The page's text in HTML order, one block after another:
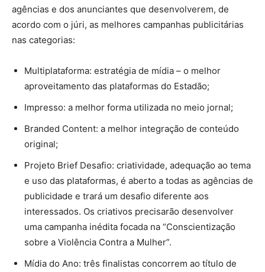
agências e dos anunciantes que desenvolverem, de
acordo com o júri, as melhores campanhas publicitárias
nas categorias:
Multiplataforma: estratégia de mídia – o melhor
aproveitamento das plataformas do Estadão;
Impresso: a melhor forma utilizada no meio jornal;
Branded Content: a melhor integração de conteúdo
original;
Projeto Brief Desafio: criatividade, adequação ao tema
e uso das plataformas, é aberto a todas as agências de
publicidade e trará um desafio diferente aos
interessados. Os criativos precisarão desenvolver
uma campanha inédita focada na “Conscientização
sobre a Violência Contra a Mulher”.
Mídia do Ano: três finalistas concorrem ao título de